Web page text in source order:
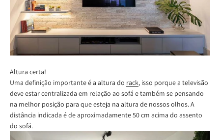
Altura certa!
Uma definição importante é a altura do rack, isso porque a televisão
deve estar centralizada em relação ao sofá e também se pensando
na melhor posição para que esteja na altura de nossos olhos. A
distância indicada é de aproximadamente 50 cm acima do assento
do sofá.